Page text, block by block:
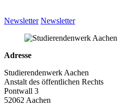
Newsletter Newsletter
Adresse
Studierendenwerk Aachen
Anstalt des öffentlichen Rechts
Pontwall 3
52062 Aachen